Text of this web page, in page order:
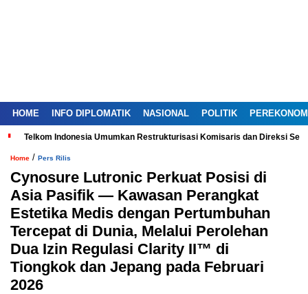
HOME INFO DIPLOMATIK NASIONAL POLITIK
Telkom Indonesia Umumkan Restrukturisasi Komisaris dan Direksi
Home / Pers Rilis
Cynosure Lutronic Perkuat Posisi di
Asia Pasifik — Kawasan Perangkat
Estetika Medis dengan Pertumbuhan
Tercepat di Dunia, Melalui Perolehan
Dua Izin Regulasi Clarity II™ di
Tiongkok dan Jepang pada Februari
2026